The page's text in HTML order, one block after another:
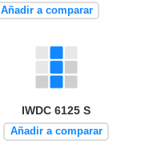
Añadir a comparar
IWDC 6125 S
Añadir a comparar